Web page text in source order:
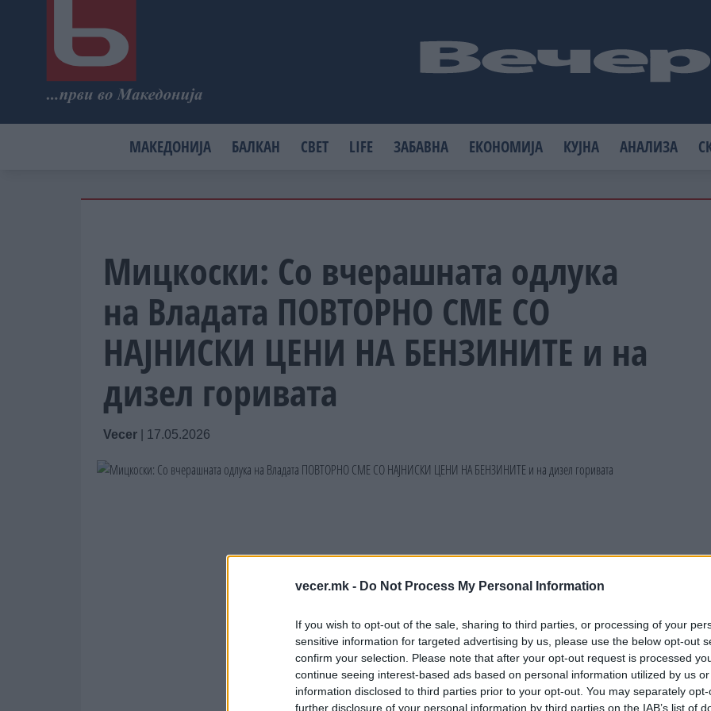
vecer.mk - Do Not Process My Personal Information
If you wish to opt-out of the sale, sharing to third parties, or processing of your
sensitive information for targeted advertising by us, please use the below opt-out
confirm your selection. Please note that after your opt-out request is processed
continue seeing interest-based ads based on personal information utilized by us
information disclosed to third parties prior to your opt-out. You may separately
further disclosure of your personal information by third parties on the IAB’s list of
МАКЕДОНИЈА БАЛКАН СВЕТ LIFE ЗАБАВНА ЕКОНОМИЈА КУЈНА АНАЛИЗА
Мицкоски: Со вчерашната одлука
на Владата ПОВТОРНО СМЕ СО
НАЈНИСКИ ЦЕНИ НА БЕНЗИНИТЕ и на
дизел горивата
Vecer 17.05.2026